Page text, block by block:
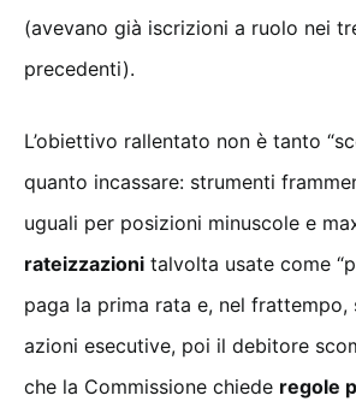
(avevano già iscrizioni a ruolo nei
precedenti).
L’obiettivo rallentato non è tanto
quanto incassare: strumenti
uguali per posizioni minuscole e
rateizzazioni talvolta usate come
paga la prima rata e, nel frattempo,
azioni esecutive, poi il debitore
che la Commissione chiede regole